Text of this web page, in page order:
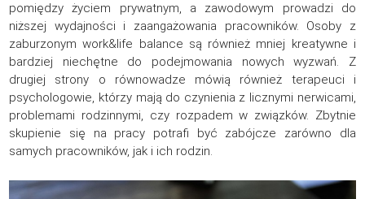
pomiędzy życiem prywatnym, a zawodowym prowadzi do
niższej wydajności i zaangażowania pracowników. Osoby z
zaburzonym work&life balance są również mniej kreatywne i
bardziej niechętne do podejmowania nowych wyzwań. Z
drugiej strony o równowadze mówią również terapeuci i
psychologowie, którzy mają do czynienia z licznymi nerwicami,
problemami rodzinnymi, czy rozpadem w związków. Zbytnie
skupienie się na pracy potrafi być zabójcze zarówno dla
samych pracowników, jak i ich rodzin.